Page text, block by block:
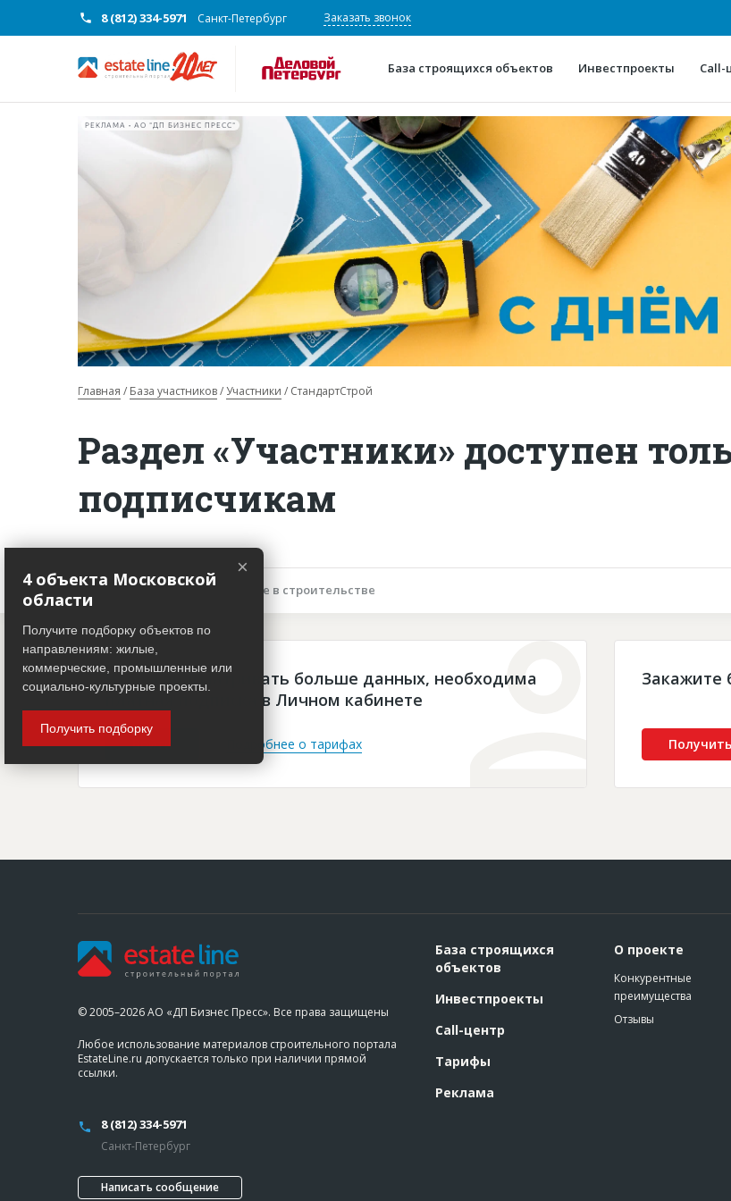
8 (812) 334-5971 Санкт-Петербург Заказать звонок
База строящихся объектов Инвестпроекты Call-
О проекте
Глоссарий
РЕКЛАМА • АО "ДП БИЗНЕС ПРЕСС"
Главная База участников Участники СтандартСтрой
Раздел «Участники» доступен
подписчикам
Описание объекта Участие в строительстве
Чтобы просматривать больше данных, необходима
платная подписка в Личном кабинете
Войти Подробнее о тарифах
Закажите
© 2005–2026 АО «ДП Бизнес Пресс». Все права защищены
Любое использование материалов строительного портала
EstateLine.ru допускается только при наличии прямой
ссылки.
8 (812) 334-5971
Санкт-Петербург
Написать сообщение
База строящихся
объектов
Инвестпроекты
Call-центр
Тарифы
Реклама
О проекте
Конкурентные
преимущества
Отзывы
×
4 объекта Московской
области
Получите подборку объектов по
направлениям: жилые,
коммерческие, промышленные или
социально-культурные проекты.
Получить подборку